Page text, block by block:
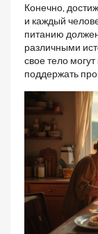
Конечно,
и каждый
питанию
различными
свое тело
поддержать